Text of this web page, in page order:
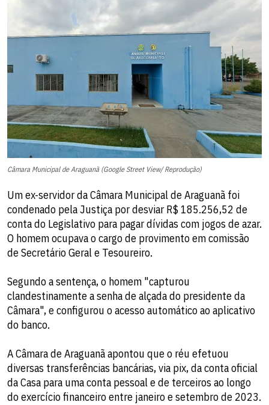
Câmara Municipal de Araguanã (Google Street View/ Reprodução)
Um ex-servidor da Câmara Municipal de Araguanã foi
condenado pela Justiça por desviar R$ 185.256,52 de
conta do Legislativo para pagar dívidas com jogos de azar.
O homem ocupava o cargo de provimento em comissão
de Secretário Geral e Tesoureiro.
Segundo a sentença, o homem "capturou
clandestinamente a senha de alçada do presidente da
Câmara", e configurou o acesso automático ao aplicativo
do banco.
A Câmara de Araguanã apontou que o réu efetuou
diversas transferências bancárias, via pix, da conta oficial
da Casa para uma conta pessoal e de terceiros ao longo
do exercício financeiro entre janeiro e setembro de 2023.